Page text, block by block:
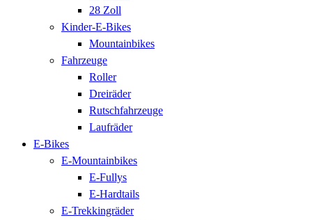
28 Zoll
Kinder-E-Bikes
Mountainbikes
Fahrzeuge
Roller
Dreiräder
Rutschfahrzeuge
Laufräder
E-Bikes
E-Mountainbikes
E-Fullys
E-Hardtails
E-Trekkingräder